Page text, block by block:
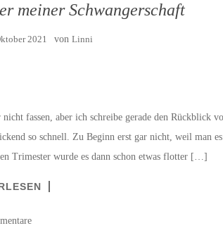
meiner Schwangerschaft
2021 von Linni
fassen, aber ich schreibe gerade den Rückblick
so schnell. Zu Beginn erst gar nicht, weil man es
Trimester wurde es dann schon etwas flotter […]